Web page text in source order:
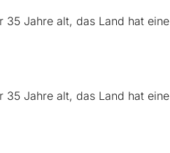
35 Jahre alt, das Land hat eine
35 Jahre alt, das Land hat eine